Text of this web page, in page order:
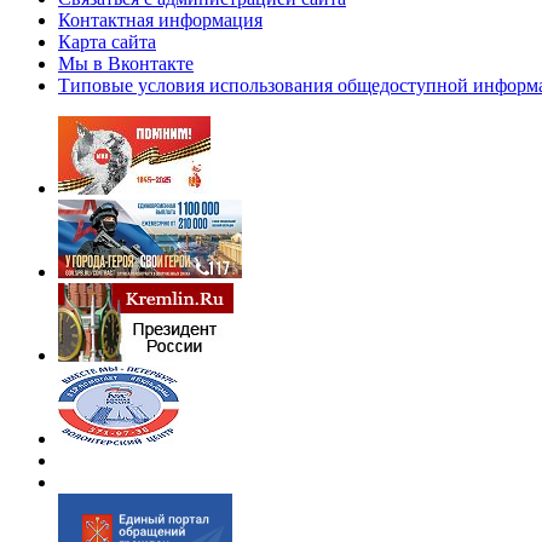
Контактная информация
Карта сайта
Мы в Вконтакте
Типовые условия использования общедоступной